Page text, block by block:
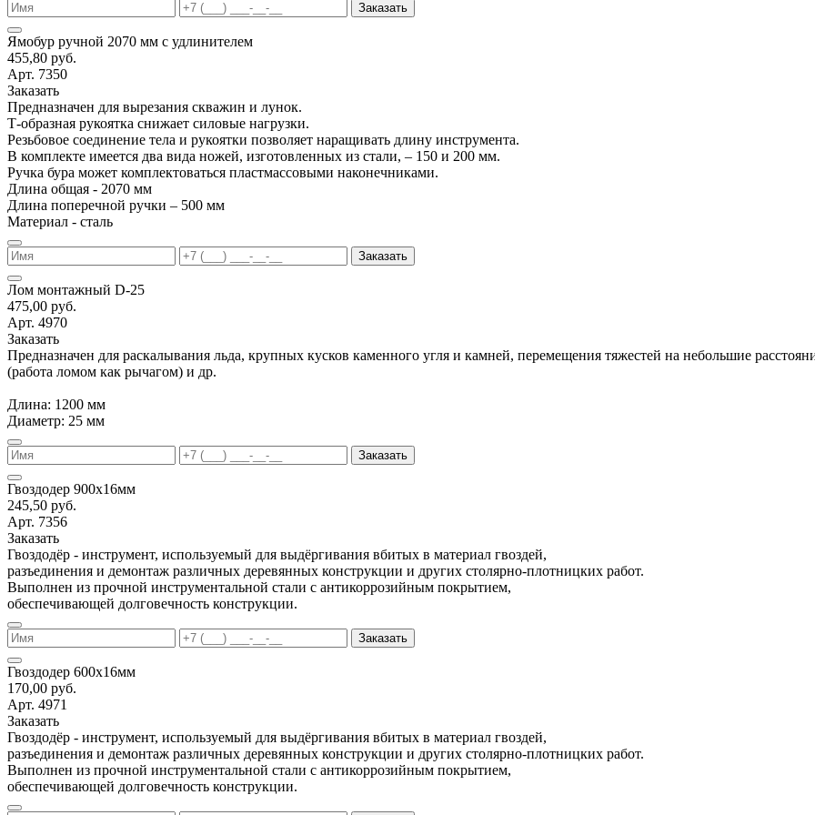
Заказать
Ямобур ручной 2070 мм с удлинителем
455,80 руб.
Арт. 7350
Заказать
Предназначен для вырезания скважин и лунок.
Т-образная рукоятка снижает силовые нагрузки.
Резьбовое соединение тела и рукоятки позволяет наращивать длину инструмента.
В комплекте имеется два вида ножей, изготовленных из стали, – 150 и 200 мм.
Ручка бура может комплектоваться пластмассовыми наконечниками.
Длина общая - 2070 мм
Длина поперечной ручки – 500 мм
Материал - сталь
Заказать
Лом монтажный D-25
475,00 руб.
Арт. 4970
Заказать
Предназначен для раскалывания льда, крупных кусков каменного угля и камней, перемещения тяжестей на небольшие
(работа ломом как рычагом) и др.
Длина: 1200 мм
Диаметр: 25 мм
Заказать
Гвоздодер 900х16мм
245,50 руб.
Арт. 7356
Заказать
Гвоздодёр - инструмент, используемый для выдёргивания вбитых в материал гвоздей,
разъединения и демонтаж различных деревянных конструкции и других столярно-плотницких работ.
Выполнен из прочной инструментальной стали с антикоррозийным покрытием,
обеспечивающей долговечность конструкции.
Заказать
Гвоздодер 600х16мм
170,00 руб.
Арт. 4971
Заказать
Гвоздодёр - инструмент, используемый для выдёргивания вбитых в материал гвоздей,
разъединения и демонтаж различных деревянных конструкции и других столярно-плотницких работ.
Выполнен из прочной инструментальной стали с антикоррозийным покрытием,
обеспечивающей долговечность конструкции.